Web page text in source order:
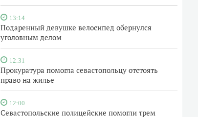
13:14
Подаренный девушке велосипед обернулся
уголовным делом
12:31
Прокуратура помогла севастопольцу отстоять
право на жилье
12:00
Севастопольские полицейские помогли трем